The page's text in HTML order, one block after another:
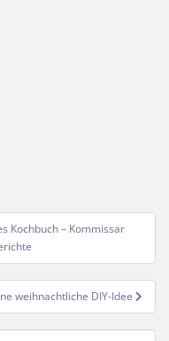
Kochbuch – Kommissar
weihnachtliche DIY-Idee